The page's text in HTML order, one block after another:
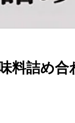
料詰め